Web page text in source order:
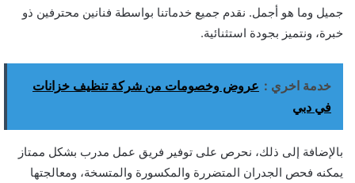
جميل وما هو أجمل. نقدم جميع خدماتنا بواسطة فنانين محترفين ذو
خبرة، ونتميز بجودة استثنائية.
خدمة اخري : عروض وخصومات من شركة تنظيف خزانات
في دبي
بالإضافة إلى ذلك، نحرص على توفير فريق عمل مدرب بشكل ممتاز
يمكنه فحص الجدران المتضررة والمكسورة والمتسخة، ومعالجتها